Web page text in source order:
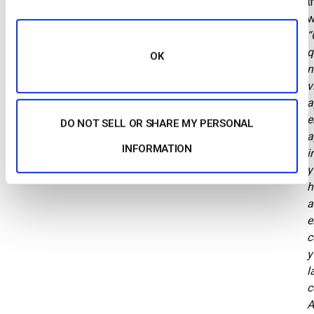
OK
DO NOT SELL OR SHARE MY PERSONAL
INFORMATION
y
y